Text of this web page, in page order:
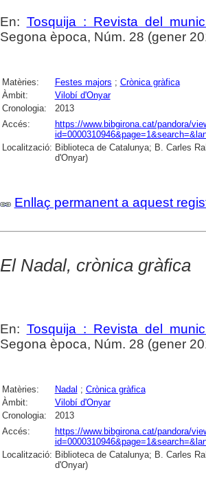
En: Tosquija : Revista del
Segona època, Núm. 28 (gener
Matèries: Festes majors ; Crònica gràfica
Àmbit:
Vilobí d'Onyar
Cronologia:
2013
Accés:
https://www.bibgirona.cat/pandora/
Localització: Biblioteca de Catalunya; B. Carles
d'Onyar)
Enllaç permanent a aquest
El Nadal, crònica gràfica
En: Tosquija : Revista del
Segona època, Núm. 28 (gener
Matèries: Nadal ; Crònica gràfica
Àmbit:
Vilobí d'Onyar
Cronologia:
2013
Accés:
https://www.bibgirona.cat/pandora/
Localització: Biblioteca de Catalunya; B. Carles
d'Onyar)